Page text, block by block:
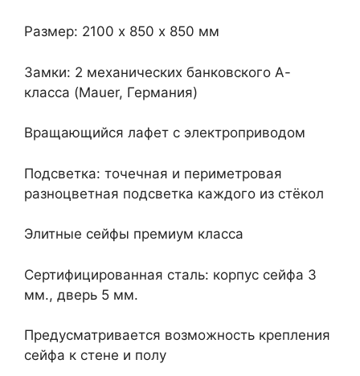
Размер: 2100 х 850 х 850 мм
Замки: 2 механических банковского А-
класса (Mauer, Германия)
Вращающийся лафет с электроприводом
Подсветка: точечная и периметровая
разноцветная подсветка каждого из стёкол
Элитные сейфы премиум класса
Сертифицированная сталь: корпус сейфа 3
мм., дверь 5 мм.
Предусматривается возможность крепления
сейфа к стене и полу